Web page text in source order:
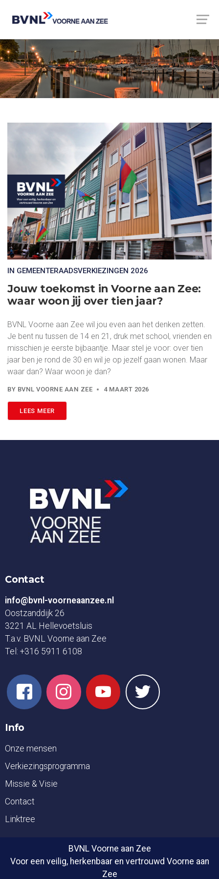
IN GEMEENTERAADSVERKIEZINGEN 2026
Jouw toekomst in Voorne aan Zee:
waar woon jij over tien jaar?
BVNL Voorne aan Zee wil jou even aan het denken zetten.
Je bent nu tussen de 14 en 21, druk met school, vrienden en
misschien je eerste bijbaantje. Maar stel je voor: over tien
jaar ben je rond de 30 en wil je op jezelf gaan wonen. Maar
waar dan? Waar woon je dan?
BY BVNL VOORNE AAN ZEE 4 MAART 2026
LEES MEER
Contact
info@bvnl-voorneaanzee.nl
Oostzanddijk 26
3221 AL Hellevoetsluis
T.a.v. BVNL Voorne aan Zee
Tel: +316 5911 6108
Info
Onze mensen
Verkiezingsprogramma
Missie & Visie
Contact
Linktree
BVNL Voorne aan Zee
Voor een veilig, herkenbaar en vertrouwd Voorne aan
Zee